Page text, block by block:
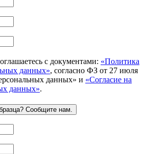
с документами: «Политика
данных», согласно ФЗ от 27 июля
данных» и «Согласие на
данных».
Сообщите нам.